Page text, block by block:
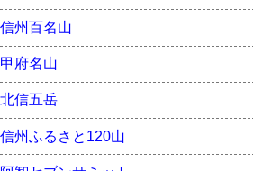
信州百名山
甲府名山
北信五岳
信州ふるさと120山